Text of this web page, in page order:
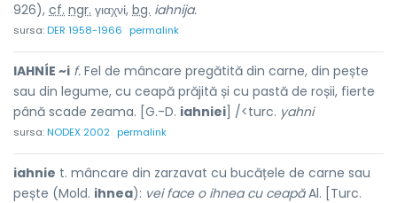
926), cf. ngr. γιαχνί, bg. iahnija.
sursa:DER 1958-1966 permalink
IAHNÍE ~i f. Fel de mâncare pregătită din carne, din pește
sau din legume, cu ceapă prăjită și cu pastă de roșii, fierte
până scade zeama. [G.-D. iahniei ] /<turc. yahni
sursa:NODEX 2002 permalink
iahnie t. mâncare din zarzavat cu bucățele de carne sau
pește (Mold. ihnea): vei face o ihnea cu ceapăAl. [Turc.